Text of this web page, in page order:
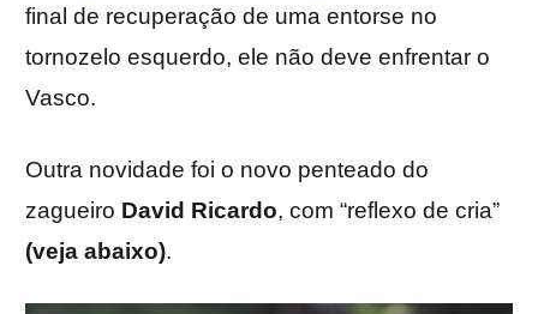
final de recuperação de uma entorse no
tornozelo esquerdo, ele não deve enfrentar o
Vasco.
Outra novidade foi o novo penteado do
zagueiro David Ricardo, com “reflexo de cria”
(veja abaixo).